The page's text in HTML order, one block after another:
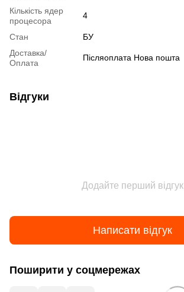
Кількість ядер
процесора
4
Стан
БУ
Доставка/
Оплата
Післяоплата Нова пошта
Відгуки
Додайте перший відгук
Написати відгук
Поширити у соцмережах